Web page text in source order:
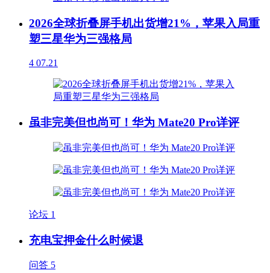
2026全球折叠屏手机出货增21%，苹果入局重
塑三星华为三强格局
4 07.21
虽非完美但也尚可！华为 Mate20 Pro详评
论坛 1
充电宝押金什么时候退
问答 5